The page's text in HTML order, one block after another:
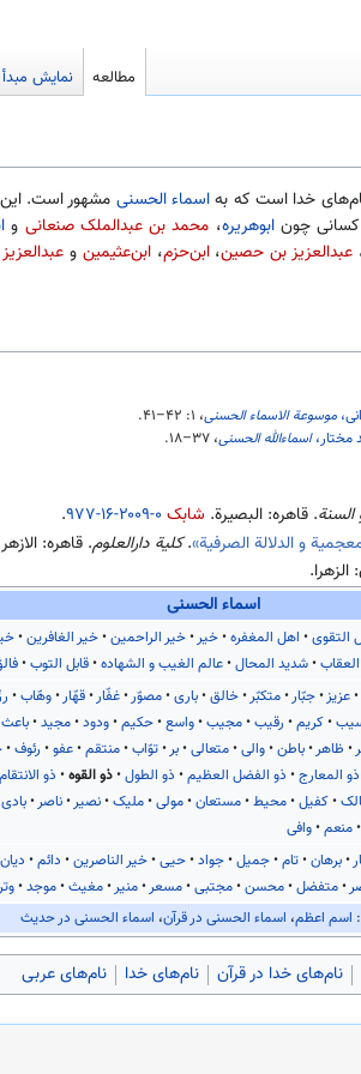
خدا است که بهاسماء الحسنی مشهور است. این
کسانی چونابوهریره، محمد بن عبدالملک صنعانی و
عبدالعزیز بن حصین،ابن‌حزم،ابن‌عثیمین و
موسوعة الاسماء الحسنی، ۱:‎ ۴۱–۴۲.
مختار،اسماءالله الحسنی، ۱۸–۳۷.
. قاهره: البصیرة. شابک۹۷۷-۱۶-۲۰۰۹-۰.
و الدلالة الصرفیة».کلیة دارالعلوم. قاهره: الازهر (۲۰) – به
اسماء الحسنی
التقوی اهل المغفره خیر خیر الراحمین خیر الغافرین
شدید المحال عالم الغیب و الشهاده قابل التوب
عزیز جبّار متکبّر خالق باری مصوّر غفّار قهّار وهّاب
کریم رقیب مجیب واسع حکیم ودود مجید باعث
ظاهر باطن والی متعالی بر توّاب منتقم عفو رئوف
ذو المعارج ذو الفضل العظیم ذو الطول ذو القوه ذو الانتقام
کفیل محیط مستعان مولی ملیک نصیر ناصر بادی
منعم وافی
برهان تام جمیل جواد حیی خیر الناصرین دائم دیان
متفضل محسن مجتبی مسعر منیر مغیث موجد وتر
اسم اعظم، اسماء الحسنی در قرآن، اسماء الحسنی در حدیث
نام‌های خدا در قرآن نام‌های خدا نام‌های عربی
مطالعه نمایش مبدأ